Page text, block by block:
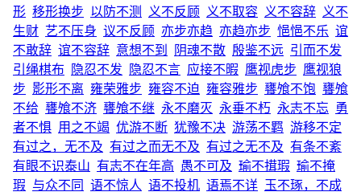
形 移形换步 以防不测 义不反顾 义不取容 义不容辞 义不
生财 艺不压身 议不反顾 亦步亦趋 亦趋亦步 悒悒不乐 谊
不敢辞 谊不容辞 意想不到 阴魂不散 殷鉴不远 引而不发
引绳棋布
隐忍不发 隐忍不言 应接不暇 鹰视虎步 鹰视狼
步 影形不离 雍荣雅步 雍容不迫 雍容雅步 饔飧不饱 饔飧
不给 饔飧不济 饔飧不继 永不磨灭 永垂不朽 永志不忘 勇
者不惧 用之不竭 优游不断 犹豫不决 游荡不羁 游移不定
有过之，无不及 有过之而无不及 有过之无不及 有条不紊
有眼不识泰山 有志不在年高 愚不可及 瑜不搑瑕 瑜不掩
瑕 与众不同 语不惊人 语不投机 语焉不详 玉不琢，不成